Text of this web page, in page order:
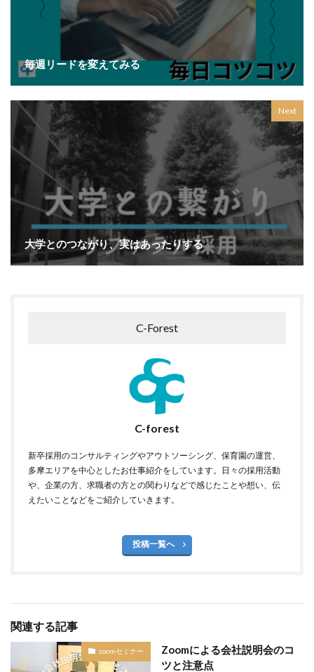
毎週リードを変えてみる
Next
大学とのつながり、実はあったりする
C-Forest
C-forest
新卒採用のコンサルティングやアウトソーシング、保育園の運営、
多摩エリアを中心としたお仕事紹介をしています。日々の採用活動
や、企業の方、求職者の方との関わりなどで感じたことや想い、伝
えたいことなどをご紹介していきます。
投稿一覧へ
関連する記事
zoomセミナー
Zoomによる会社説明会のコ
ツと注意点